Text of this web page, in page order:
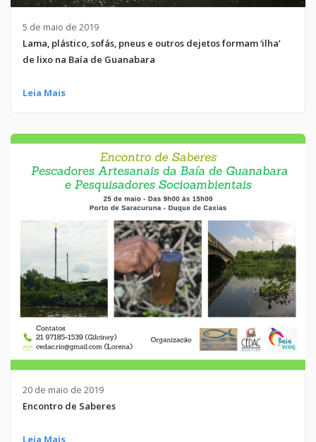
5 de maio de 2019
Lama, plástico, sofás, pneus e outros dejetos formam ‘ilha’
de lixo na Baía de Guanabara
Leia Mais
20 de maio de 2019
Encontro de Saberes
Leia Mais